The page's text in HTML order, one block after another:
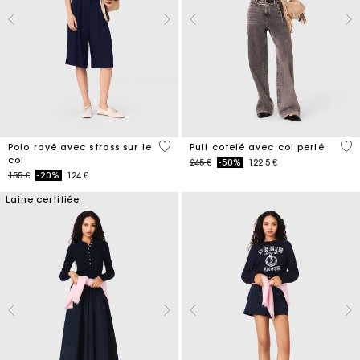
Polo rayé avec strass sur le
col
Price reduced from
155 €to-20% 124 €
4,2 out of 5 Customer Rating
Pull cotelé avec col perlé
Price reduced from
245 €to-50% 122.5 €
4
Laine certifiée